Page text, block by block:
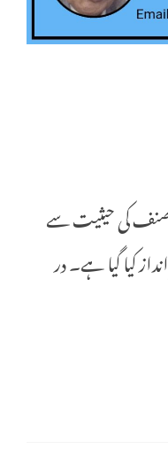
صنف کی حیثیت سے
کیا گیا ہے۔ در